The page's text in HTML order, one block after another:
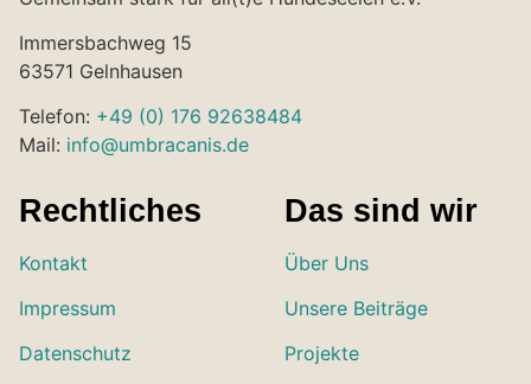
Immersbachweg 15
63571 Gelnhausen
Telefon: +49 (0) 176 92638484
Mail: info@umbracanis.de
Rechtliches
Kontakt
Impressum
Datenschutz
Das sind wir
Über Uns
Unsere Beiträge
Projekte